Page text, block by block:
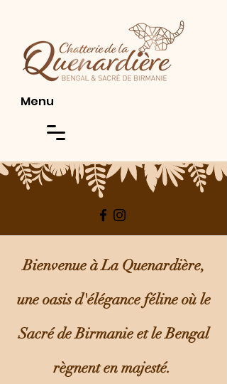
Menu
Bienvenue à La Quenardière,
une oasis d'élégance féline où le
Sacré de Birmanie et le Bengal
règnent en majesté.